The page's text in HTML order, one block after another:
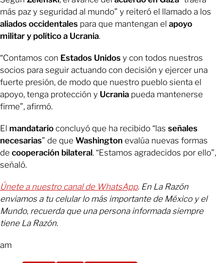
más paz y seguridad al mundo” y reiteró el llamado a los
aliados occidentales para que mantengan el apoyo
militar y político a Ucrania.
“Contamos con Estados Unidos y con todos nuestros
socios para seguir actuando con decisión y ejercer una
fuerte presión, de modo que nuestro pueblo sienta el
apoyo, tenga protección y Ucrania pueda mantenerse
firme”, afirmó.
El mandatario concluyó que ha recibido “las señales
necesarias” de que Washington evalúa nuevas formas
de cooperación bilateral. “Estamos agradecidos por ello”,
señaló.
Únete a nuestro canal de WhatsApp. En La Razón
enviamos a tu celular lo más importante de México y el
Mundo, recuerda que una persona informada siempre
tiene La Razón.
am